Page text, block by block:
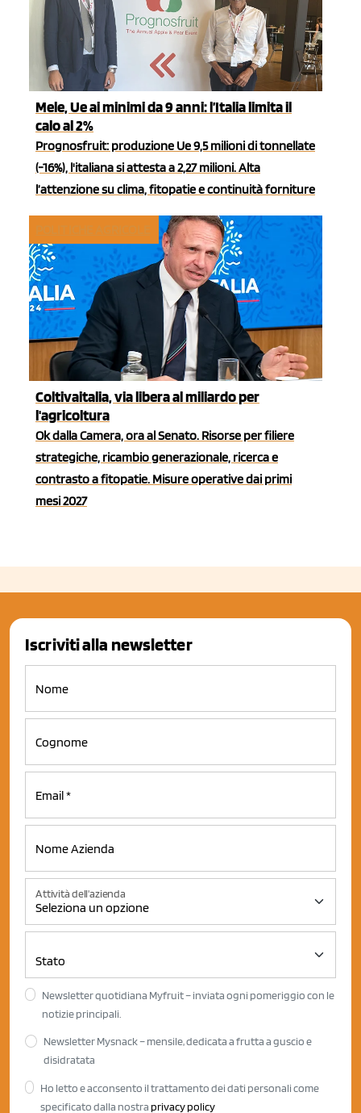
Mele, Ue ai minimi da 9 anni: l’Italia limita il
calo al 2%
Prognosfruit: produzione Ue 9,5 milioni di tonnellate
(-16%), l'italiana si attesta a 2,27 milioni. Alta
l’attenzione su clima, fitopatie e continuità forniture
Coltivaitalia, via libera al miliardo per
l'agricoltura
Ok dalla Camera, ora al Senato. Risorse per filiere
strategiche, ricambio generazionale, ricerca e
contrasto a fitopatie. Misure operative dai primi
mesi 2027
Iscriviti alla newsletter
Attività dell'azienda
Newsletter quotidiana Myfruit – inviata ogni pomeriggio con le
notizie principali.
Newsletter Mysnack – mensile, dedicata a frutta a guscio e
disidratata
Ho letto e acconsento il trattamento dei dati personali come
specificato dalla nostra privacy policy